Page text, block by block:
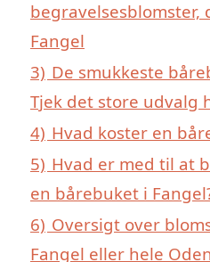
begravelsesblomster,
Fangel
3) De smukkeste
Tjek det store udvalg
4) Hvad koster en
5) Hvad er med til at
en bårebuket i
6) Oversigt over
Fangel eller hele